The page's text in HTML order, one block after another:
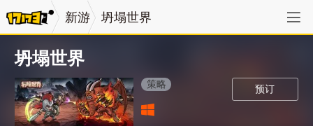
新游 坍塌世界
坍塌世界
预订
策略